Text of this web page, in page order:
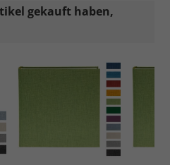
gekauft haben,